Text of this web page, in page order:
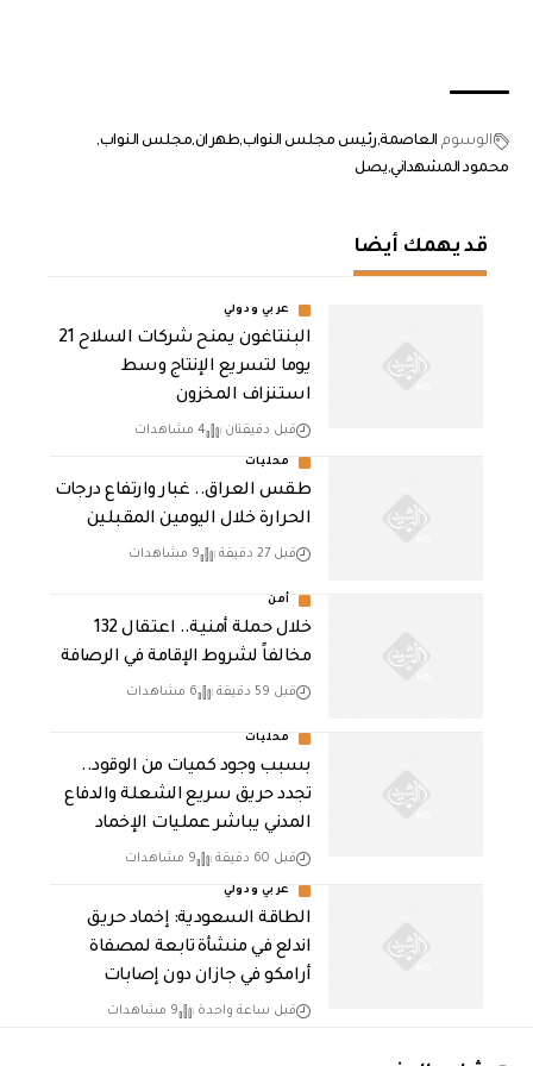
الوسوم العاصمة رئيس مجلس النوابطهرانمجلس النواب
محمود المشهداني يصل
قد يهمك أيضا
عربي ودولي
البنتاغون يمنح شركات السلاح 21
يوما لتسريع الإنتاج وسط
استنزاف المخزون
قبل دقيقتان 4 مشاهدات
محليات
طقس العراق.. غبار وارتفاع درجات
الحرارة خلال اليومين المقبلين
قبل 27 دقيقة 9 مشاهدات
أمن
خلال حملة أمنية.. اعتقال 132
مخالفاً لشروط الإقامة في الرصافة
قبل 59 دقيقة 6 مشاهدات
محليات
بسبب وجود كميات من الوقود..
تجدد حريق سريع الشعلة والدفاع
المدني يباشر عمليات الإخماد
قبل 60 دقيقة 9 مشاهدات
عربي ودولي
‏الطاقة السعودية: إخماد حريق
اندلع في منشأة تابعة لمصفاة
أرامكو في جازان دون إصابات
قبل ساعة واحدة 9 مشاهدات